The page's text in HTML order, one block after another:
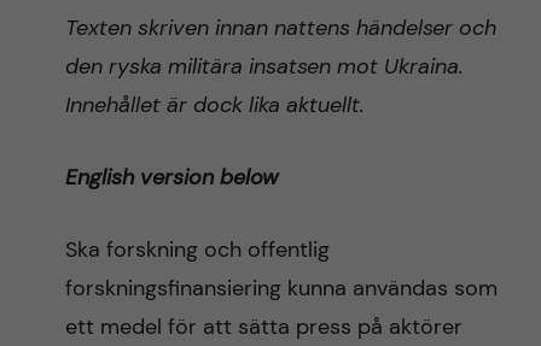
c
h
n
u
Texten skriven innan nattens händelser och
den ryska militära insatsen mot Ukraina.
Innehållet är dock lika aktuellt.
English version below
Ska forskning och offentlig
forskningsfinansiering kunna användas som
ett medel för att sätta press på aktörer